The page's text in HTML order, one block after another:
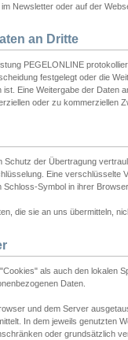
Newsletter oder auf der
an Dritte
PEGELONLINE
festgelegt oder die
Eine Weitergabe der Daten
oder zu kommerziellen
der Übertragung
Eine verschlüsselte
Symbol in ihrer
die sie an uns übermitteln,
als auch den lokalen
Daten.
und dem Server
In dem jeweils genutzten
oder grundsätzlich